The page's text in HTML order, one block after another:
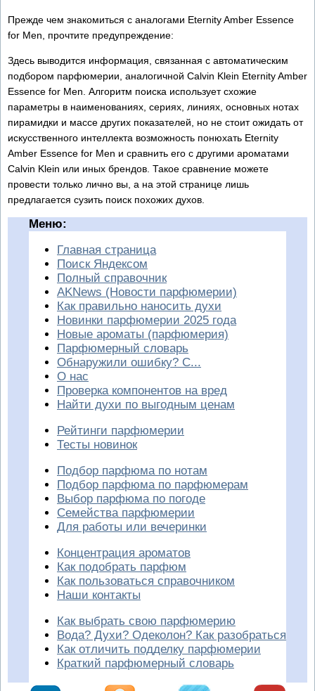
Прежде чем знакомиться с аналогами Eternity Amber Essence
for Men, прочтите предупреждение:
Здесь выводится информация, связанная с автоматическим
подбором парфюмерии, аналогичной Calvin Klein Eternity Amber
Essence for Men. Алгоритм поиска использует схожие
параметры в наименованиях, сериях, линиях, основных нотах
пирамидки и массе других показателей, но не стоит ожидать от
искусственного интеллекта возможность понюхать Eternity
Amber Essence for Men и сравнить его с другими ароматами
Calvin Klein или иных брендов. Такое сравнение можете
провести только лично вы, а на этой странице лишь
предлагается сузить поиск похожих духов.
Меню:
Главная страница
Поиск Яндексом
Полный справочник
AKNews (Новости парфюмерии)
Как правильно наносить духи
Новинки парфюмерии 2025 года
Новые ароматы (парфюмерия)
Парфюмерный словарь
Обнаружили ошибку? С...
О нас
Проверка компонентов на вред
Найти духи по выгодным ценам
Рейтинги парфюмерии
Тесты новинок
Подбор парфюма по нотам
Подбор парфюма по парфюмерам
Выбор парфюма по погоде
Семейства парфюмерии
Для работы или вечеринки
Концентрация ароматов
Как подобрать парфюм
Как пользоваться справочником
Наши контакты
Как выбрать свою парфюмерию
Вода? Духи? Одеколон? Как разобраться
Как отличить подделку парфюмерии
Краткий парфюмерный словарь